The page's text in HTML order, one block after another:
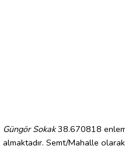
Güngör Sokak38.670818
almaktadır. Semt/Mahalle